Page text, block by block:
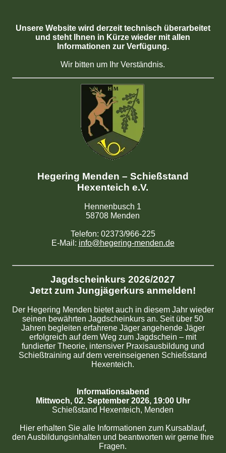
Unsere Website wird derzeit technisch überarbeitet
und steht Ihnen in Kürze wieder mit allen
Informationen zur Verfügung.
Wir bitten um Ihr Verständnis.
Hegering Menden – Schießstand
Hexenteich e.V.
Hennenbusch 1
58708 Menden
Telefon: 02373/966-225
E-Mail: info@hegering-menden.de
Jagdscheinkurs 2026/2027
Jetzt zum Jungjägerkurs anmelden!
Der Hegering Menden bietet auch in diesem Jahr wieder
seinen bewährten Jagdscheinkurs an. Seit über 50
Jahren begleiten erfahrene Jäger angehende Jäger
erfolgreich auf dem Weg zum Jagdschein – mit
fundierter Theorie, intensiver Praxisausbildung und
Schießtraining auf dem vereinseigenen Schießstand
Hexenteich.
Informationsabend
Mittwoch, 02. September 2026, 19:00 Uhr
Schießstand Hexenteich, Menden
Hier erhalten Sie alle Informationen zum Kursablauf,
den Ausbildungsinhalten und beantworten wir gerne Ihre
Fragen.